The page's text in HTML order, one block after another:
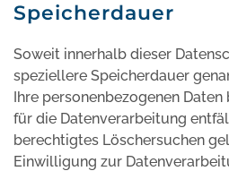
Speicherdauer
Soweit innerhalb dieser
speziellere Speicherdauer
Ihre personenbezogenen
für die Datenverarbeitung
berechtigtes Löschersuchen
Einwilligung zur